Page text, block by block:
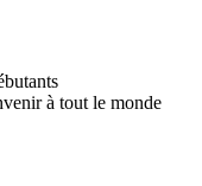
à tout le monde